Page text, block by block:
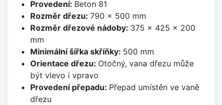
Provedení: Beton 81
Rozměr dřezu: 790 x 500 mm
Rozměr dřezové nádoby: 375 x 425 x 200
mm
Minimální šířka skříňky: 500 mm
Orientace dřezu: Otočný, vana dřezu může
být vlevo i vpravo
Provedení přepadu: Přepad umístěn ve vaně
dřezu